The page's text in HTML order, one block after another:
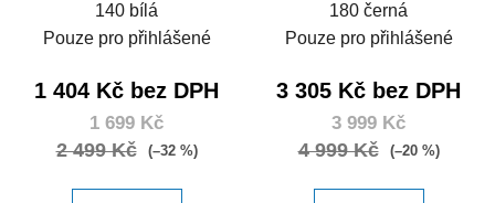
140 bílá
Pouze pro přihlášené
1 404 Kč bez DPH
1 699 Kč
2 499 Kč (–32 %)
180 černá
Pouze pro přihlášené
3 305 Kč bez DPH
3 999 Kč
4 999 Kč (–20 %)